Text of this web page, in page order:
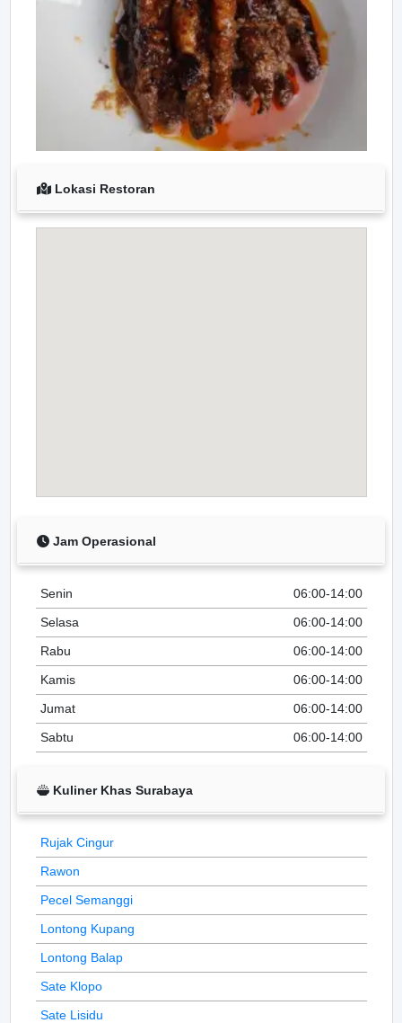
Lokasi Restoran
Jam Operasional
Senin
06:00-14:00
Selasa
06:00-14:00
Rabu
06:00-14:00
Kamis
06:00-14:00
Jumat
06:00-14:00
Sabtu
06:00-14:00
Kuliner Khas Surabaya
Rujak Cingur
Rawon
Pecel Semanggi
Lontong Kupang
Lontong Balap
Sate Klopo
Sate Lisidu